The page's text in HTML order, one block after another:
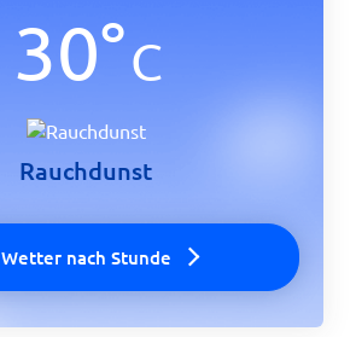
30°C
Rauchdunst
Wetter nach Stunde